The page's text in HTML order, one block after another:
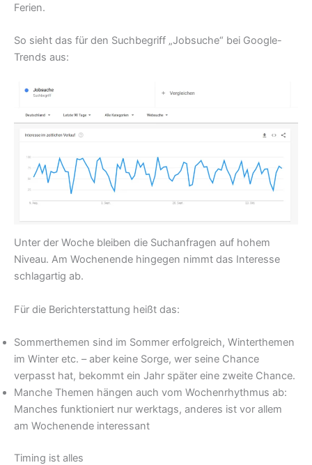
Ferien.
So sieht das für den Suchbegriff „Jobsuche“ bei Google-
Trends aus:
Unter der Woche bleiben die Suchanfragen auf hohem
Niveau. Am Wochenende hingegen nimmt das Interesse
schlagartig ab.
Für die Berichterstattung heißt das:
Sommerthemen sind im Sommer erfolgreich, Winterthemen
im Winter etc. – aber keine Sorge, wer seine Chance
verpasst hat, bekommt ein Jahr später eine zweite Chance.
Manche Themen hängen auch vom Wochenrhythmus ab:
Manches funktioniert nur werktags, anderes ist vor allem
am Wochenende interessant
Timing ist alles